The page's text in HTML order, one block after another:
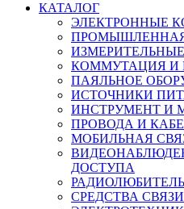
КАТАЛОГ
ЭЛЕКТРОННЫЕ
КОММУТАЦИЯ И
ПАЯЛЬНОЕ
ИСТОЧНИКИ
ИНСТРУМЕНТ И
ПРОВОДА И
МОБИЛЬНАЯ
ДОСТУПА
СРЕДСТВА